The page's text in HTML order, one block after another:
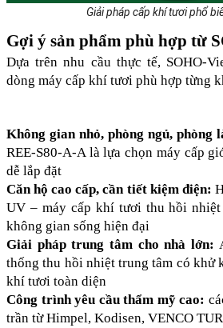
Giải pháp cấp khí tươi phổ
Gợi ý sản phẩm phù hợp từ
Dựa trên nhu cầu thực tế, SOHO-
dòng máy cấp khí tươi phù hợp từng
Không gian nhỏ, phòng ngủ, phòng
REE-S80-A-A là lựa chọn máy cấp
dễ lắp đặt
Căn hộ cao cấp, cần tiết kiệm điện:
UV – máy cấp khí tươi thu hồi
không gian sống hiện đại
Giải pháp trung tâm cho nhà lớn:
thống thu hồi nhiệt trung tâm có khử
khí tươi toàn diện
Công trình yêu cầu thẩm mỹ cao:
trần từ Himpel, Kodisen, VENCO